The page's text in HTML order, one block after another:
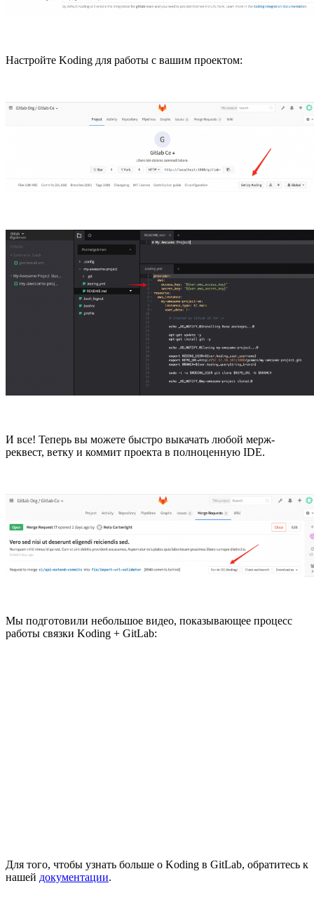
Настройте Koding для работы с вашим проектом:
И все! Теперь вы можете быстро выкачать любой мерж-
реквест, ветку и коммит проекта в полноценную IDE.
Мы подготовили небольшое видео, показывающее процесс
работы связки Koding + GitLab:
Для того, чтобы узнать больше о Koding в GitLab, обратитесь к
нашей документации.